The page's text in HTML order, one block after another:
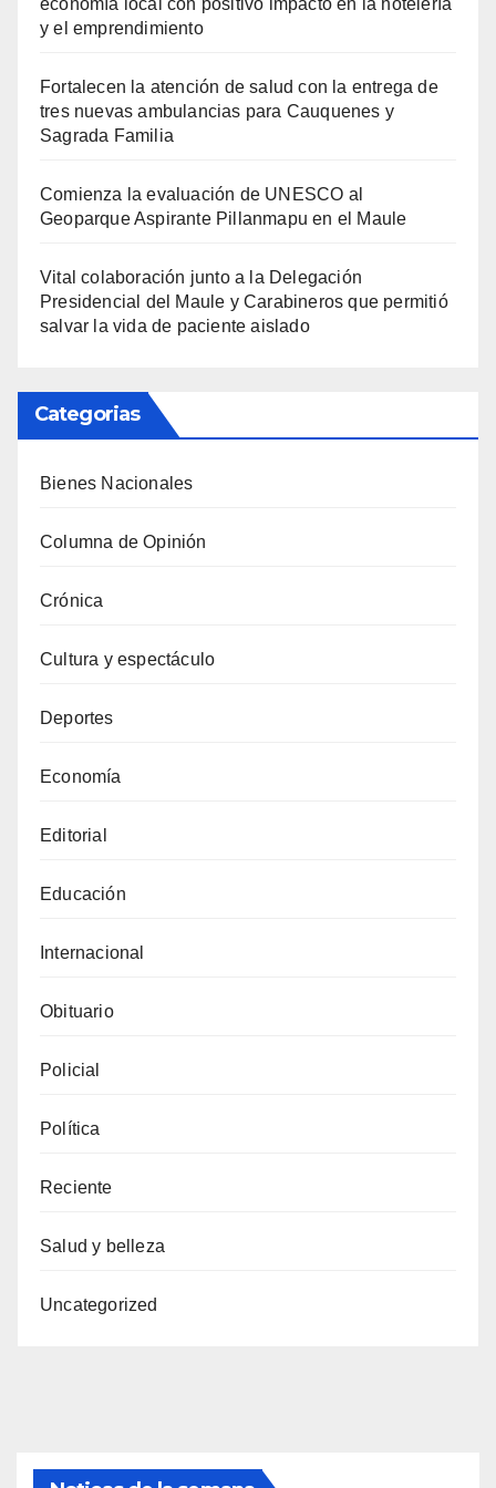
economía local con positivo impacto en la hotelería
y el emprendimiento
Fortalecen la atención de salud con la entrega de
tres nuevas ambulancias para Cauquenes y
Sagrada Familia
Comienza la evaluación de UNESCO al
Geoparque Aspirante Pillanmapu en el Maule
Vital colaboración junto a la Delegación
Presidencial del Maule y Carabineros que permitió
salvar la vida de paciente aislado
Categorias
Bienes Nacionales
Columna de Opinión
Crónica
Cultura y espectáculo
Deportes
Economía
Editorial
Educación
Internacional
Obituario
Policial
Política
Reciente
Salud y belleza
Uncategorized